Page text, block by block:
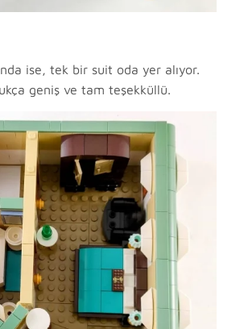
ise, tek bir suit oda yer alıyor.
geniş ve tam teşekküllü.